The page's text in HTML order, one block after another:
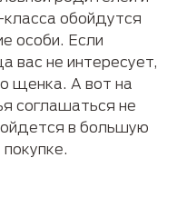
обойдутся
особи. Если
вас не интересует,
щенка. А вот на
соглашаться не
в большую